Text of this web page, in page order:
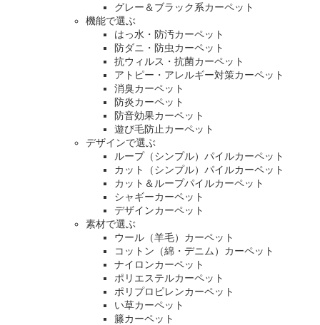
グレー＆ブラック系カーペット
機能で選ぶ
はっ水・防汚カーペット
防ダニ・防虫カーペット
抗ウィルス・抗菌カーペット
アトピー・アレルギー対策カーペット
消臭カーペット
防炎カーペット
防音効果カーペット
遊び毛防止カーペット
デザインで選ぶ
ループ（シンプル）パイルカーペット
カット（シンプル）パイルカーペット
カット＆ループパイルカーペット
シャギーカーペット
デザインカーペット
素材で選ぶ
ウール（羊毛）カーペット
コットン（綿・デニム）カーペット
ナイロンカーペット
ポリエステルカーペット
ポリプロピレンカーペット
い草カーペット
籐カーペット